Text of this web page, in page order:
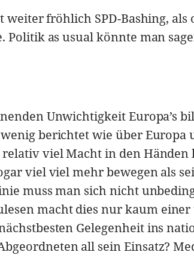
fröhlich SPD-Bashing, als
Politik as usual könnte man
Unwichtigkeit Europa’s
berichtet wie über Europa
viel Macht in den Händen
viel viel mehr bewegen als
muss man sich nicht
macht dies nur kaum
Gelegenheit ins
all sein Einsatz?